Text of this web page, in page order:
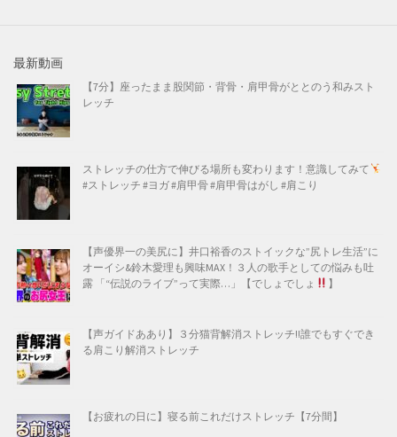
最新動画
【7分】座ったまま股関節・背骨・肩甲骨がととのう和みスト
レッチ
ストレッチの仕方で伸びる場所も変わります！意識してみて
#ストレッチ #ヨガ #肩甲骨 #肩甲骨はがし #肩こり
【声優界一の美尻に】井口裕香のストイックな”尻トレ生活”に
オーイシ&鈴木愛理も興味MAX！３人の歌手としての悩みも吐
露 「“伝説のライブ”って実際…」【でしょでしょ
】
【声ガイドああり】３分猫背解消ストレッチ!!誰でもすぐでき
る肩こり解消ストレッチ
【お疲れの日に】寝る前これだけストレッチ【7分間】